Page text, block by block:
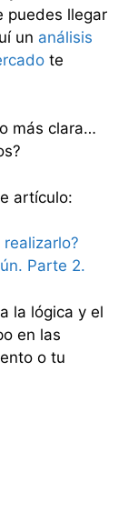
puedes llegar
un análisis
te
más clara…
artículo:
Parte 2.
la lógica y el
en las
o tu